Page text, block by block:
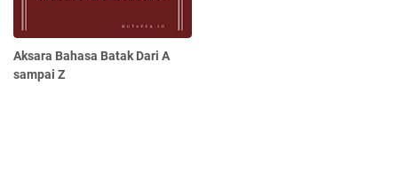
Aksara Bahasa Batak Dari A
sampai Z